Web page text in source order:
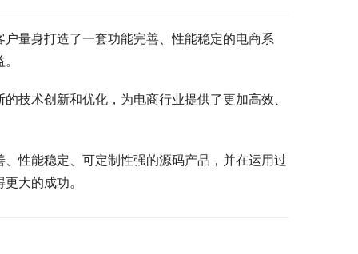
量身打造了一套功能完善、性能稳定的电商系
技术创新和优化，为电商行业提供了更加高效、
性能稳定、可定制性强的源码产品，并在运用过
大的成功。